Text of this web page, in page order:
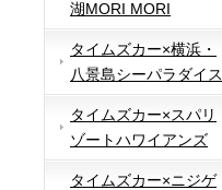
湖MORI MORI
タイムズカー×横浜・
八景島シーパラダイス
タイムズカー×スパリ
ゾートハワイアンズ
タイムズカー×ニジゲ